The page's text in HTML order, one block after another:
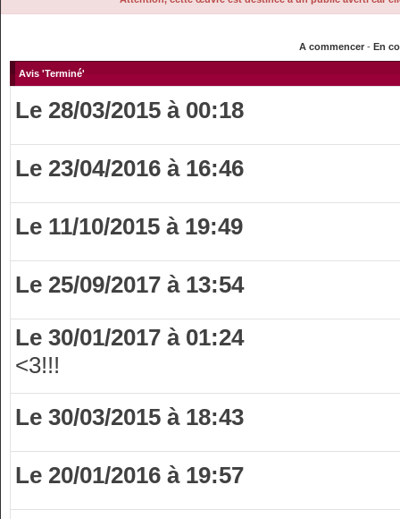
A commencer- En
Avis 'Terminé'
Le 28/03/2015 à 00:18
Le 23/04/2016 à 16:46
Le 11/10/2015 à 19:49
Le 25/09/2017 à 13:54
Le 30/01/2017 à 01:24
<3!!!
Le 30/03/2015 à 18:43
Le 20/01/2016 à 19:57